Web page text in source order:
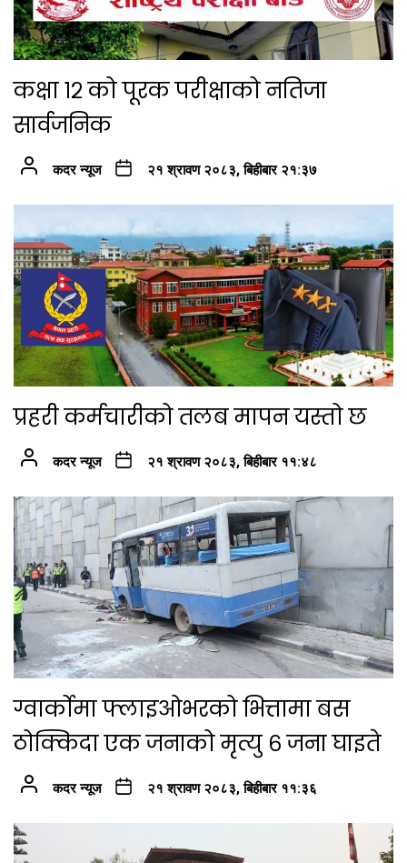
कक्षा १२ को पूरक परीक्षाको नतिजा
सार्वजनिक
कदर न्यूज २१ श्रावण २०८३, बिहीबार २१:३७
प्रहरी कर्मचारीको तलब मापन यस्तो छ
कदर न्यूज २१ श्रावण २०८३, बिहीबार ११:४८
ग्वार्कोमा फ्लाइओभरको भित्तामा बस
ठोक्किदा एक जनाको मृत्यु ६ जना घाइते
कदर न्यूज २१ श्रावण २०८३, बिहीबार ११:३६